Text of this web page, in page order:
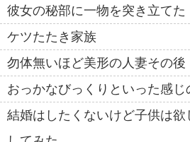
彼女の秘部に一物を突き立てた
ケツたたき家族
勿体無いほど美形の人妻その後
おっかなびっくりといった感じ
結婚はしたくないけど子供は欲